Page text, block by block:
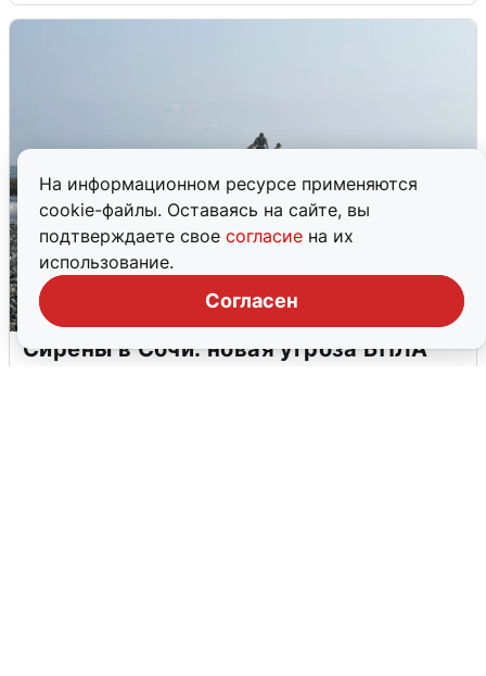
На информационном ресурсе применяются
cookie-файлы. Оставаясь на сайте, вы
подтверждаете свое согласие на их
использование.
Согласен
Сирены в Сочи: новая угроза БПЛА